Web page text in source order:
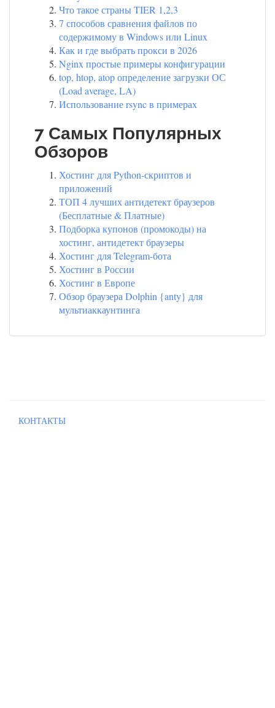
Что такое страны TIER 1,2,3
7 способов сравнения файлов по
содержимому в Windows или Linux
Как и где выбрать прокси в 2026
Nginx простые примеры конфигурации
top, htop, atop определение загрузки ОС
(Load average, LA)
Использование rsync в примерах
7 Самых Популярных
Обзоров
Хостинг для Python-скриптов и
приложений
ТОП 4 лучших антидетект браузеров
(Бесплатные & Платные)
Подборка купонов (промокоды) на
хостинг, антидетект браузеры
Хостинг для Telegram-бота
Хостинг в России
Хостинг в Европе
Обзор браузера Dolphin {anty} для
мультиаккаунтинга
КОНТАКТЫ